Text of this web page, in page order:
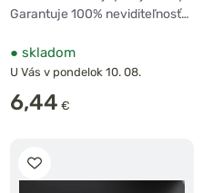
Garantuje 100% neviditeľnosť…
● skladom
U Vás v pondelok 10. 08.
6,44 €